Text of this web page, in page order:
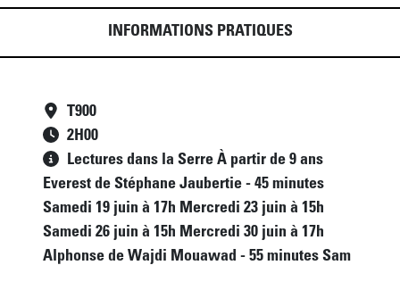
INFORMATIONS PRATIQUES
T900
2H00
Lectures dans la Serre À partir de 9 ans
Everest de Stéphane Jaubertie - 45 minutes
Samedi 19 juin à 17h Mercredi 23 juin à 15h
Samedi 26 juin à 15h Mercredi 30 juin à 17h
Alphonse de Wajdi Mouawad - 55 minutes Sam